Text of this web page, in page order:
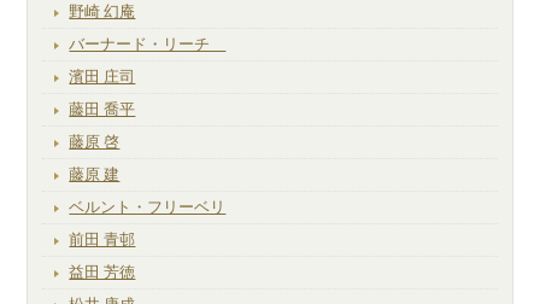
野崎 幻庵
バーナード・リーチ
濱田 庄司
藤田 喬平
藤原 啓
藤原 建
ベルント・フリーベリ
前田 青邨
益田 芳徳